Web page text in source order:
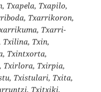
Txapela, Txapilo,
Txarrikoron,
Txarri-
Txin,
Txintxorta,
Txirlora, Txirpia,
Txistulari, Txita,
Txitxiki,